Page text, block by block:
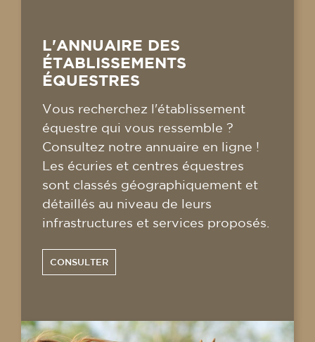
L'ANNUAIRE DES
ÉTABLISSEMENTS
ÉQUESTRES
Vous recherchez l'établissement
équestre qui vous ressemble ?
Consultez notre annuaire en ligne !
Les écuries et centres équestres
sont classés géographiquement et
détaillés au niveau de leurs
infrastructures et services proposés.
CONSULTER